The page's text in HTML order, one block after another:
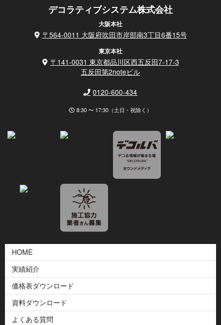
デコラティブシステム株式会社
大阪本社
〒564-0011 大阪府吹田市岸部南3丁目6番15号
東京本社
〒141-0031 東京都品川区西五反田7-17-3
五反田第2noteビル
0120-600-434
8:30 〜 17:30（土日・祝除く）
HOME
実績紹介
価格表ダウンロード
資料ダウンロード
よくある質問